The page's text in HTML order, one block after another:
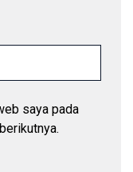
saya pada